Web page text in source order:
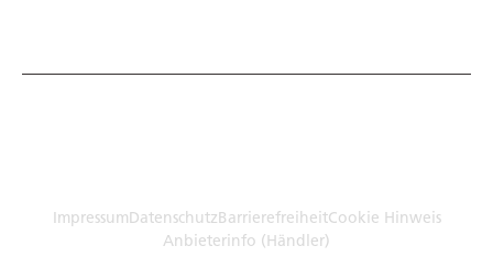
ImpressumDatenschutzBarrierefreiheitCookie Hinweis
Anbieterinfo (Händler)